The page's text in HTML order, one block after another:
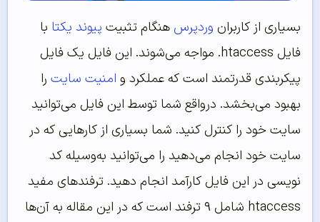
بسیاری از کاربران وردپرس هنگام تثبیت پیوند یکتا با
فایل htaccess. مواجه می‌شوند. این فایل یک فایل
پیکربندی قدرتمند است که عملکرد و امنیت سایت را
بهبود می‌بخشد. درواقع شما توسط این فایل می‌توانید
سایت خود را کنترل کنید. شما بسیاری از کارهایی که در
سایت خود انجام می‌دهید را می‌توانید به‌وسیله کد
نویسی در این فایل کارآمد انجام دهید. ترفندهای مفید
htaccess شامل ۹ ترفند است که در این مقاله به آن‌ها